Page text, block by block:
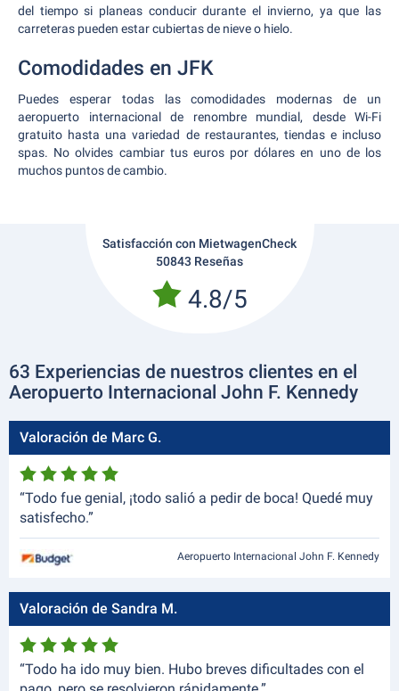
del tiempo si planeas conducir durante el invierno, ya que las
carreteras pueden estar cubiertas de nieve o hielo.
Comodidades en JFK
Puedes esperar todas las comodidades modernas de un
aeropuerto internacional de renombre mundial, desde Wi-Fi
gratuito hasta una variedad de restaurantes, tiendas e incluso
spas. No olvides cambiar tus euros por dólares en uno de los
muchos puntos de cambio.
Satisfacción con MietwagenCheck
50843 Reseñas
4.8/5
63 Experiencias de nuestros clientes en el
Aeropuerto Internacional John F. Kennedy
Valoración de Marc G.
“Todo fue genial, ¡todo salió a pedir de boca! Quedé muy
satisfecho.”
Aeropuerto Internacional John F. Kennedy
Valoración de Sandra M.
“Todo ha ido muy bien. Hubo breves dificultades con el